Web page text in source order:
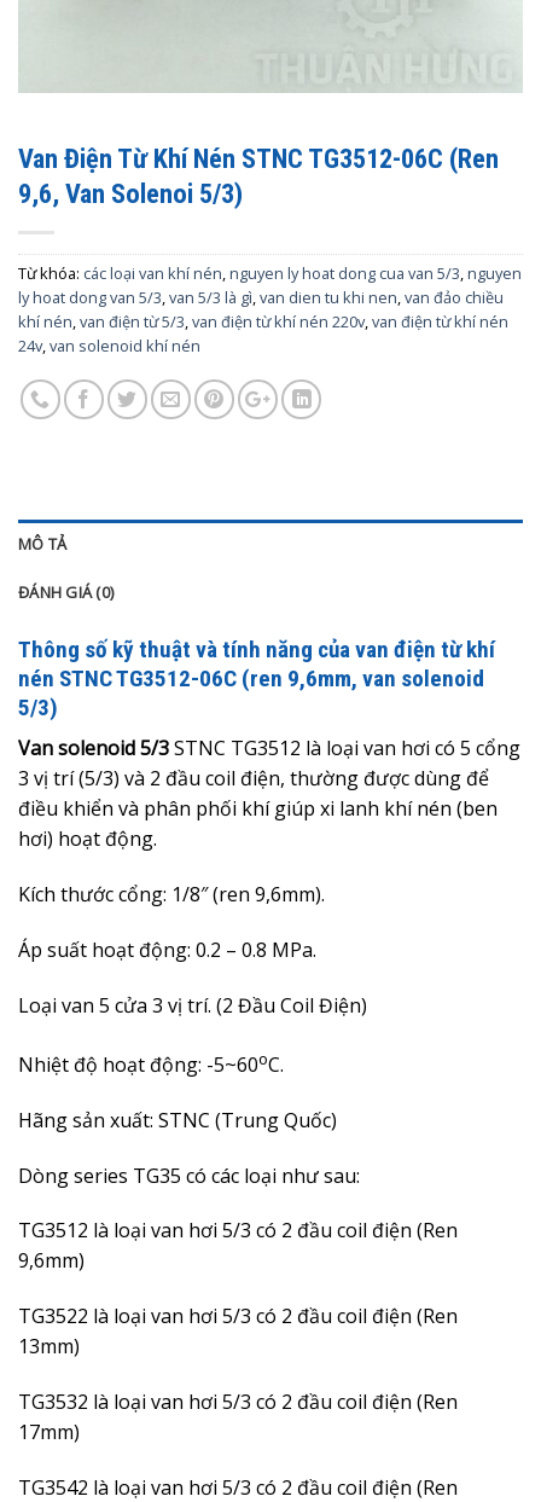
Van Điện Từ Khí Nén STNC TG3512-06C (Ren
9,6, Van Solenoi 5/3)
Từ khóa: các loại van khí nén,nguyen ly hoat dong cua van 5/3,nguyen
ly hoat dong van 5/3,van 5/3 là gì,van dien tu khi nen,van đảo chiều
khí nén,van điện từ 5/3,van điện từ khí nén 220v,van điện từ khí nén
24v,van solenoid khí nén
MÔ TẢ
ĐÁNH GIÁ (0)
Thông số kỹ thuật và tính năng của van điện từ khí
nén STNC TG3512-06C (ren 9,6mm, van solenoid
5/3)
Van solenoid 5/3STNC TG3512 là loại van hơi có 5 cổng
3 vị trí (5/3) và 2 đầu coil điện, thường được dùng để
điều khiển và phân phối khí giúp xi lanh khí nén (ben
hơi) hoạt động.
Kích thước cổng: 1/8″ (ren 9,6mm).
Áp suất hoạt động: 0.2 – 0.8 MPa.
Loại van 5 cửa 3 vị trí. (2 Đầu Coil Điện)
Nhiệt độ hoạt động: -5~60oC.
Hãng sản xuất: STNC (Trung Quốc)
Dòng series TG35 có các loại như sau:
TG3512 là loại van hơi 5/3 có 2 đầu coil điện (Ren
9,6mm)
TG3522 là loại van hơi 5/3 có 2 đầu coil điện (Ren
13mm)
TG3532 là loại van hơi 5/3 có 2 đầu coil điện (Ren
17mm)
TG3542 là loại van hơi 5/3 có 2 đầu coil điện (Ren